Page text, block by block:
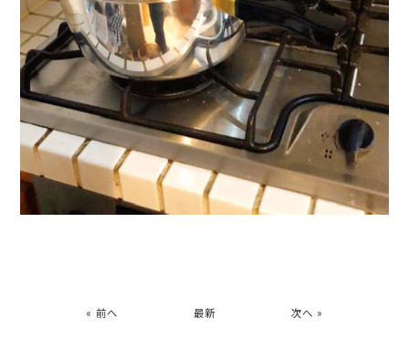
« 前へ 最新 次へ »